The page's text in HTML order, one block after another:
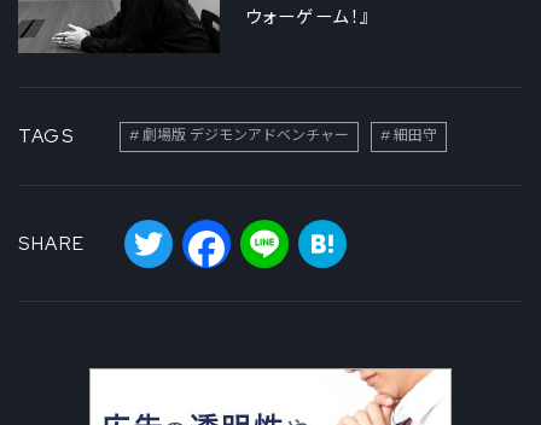
ウォーゲーム！』
TAGS 劇場版 デジモンアドベンチャー 細田守
SHARE
Twitter Facebook
Line